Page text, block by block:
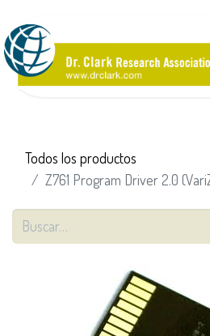
Todos los productos
Z761 Program Driver 2.0